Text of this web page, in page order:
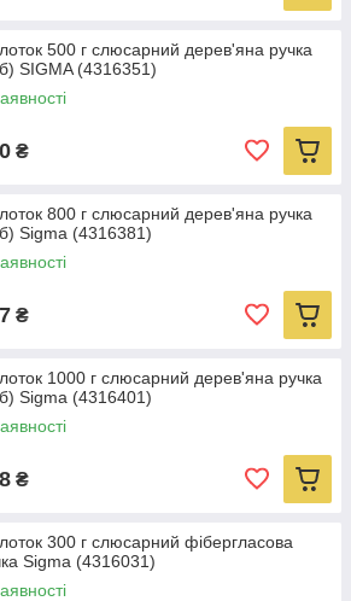
500 г слюсарний дерев'яна ручка
SIGMA (4316351)
₴
800 г слюсарний дерев'яна ручка
Sigma (4316381)
₴
1000 г слюсарний дерев'яна ручка
Sigma (4316401)
₴
300 г слюсарний фібергласова
Sigma (4316031)